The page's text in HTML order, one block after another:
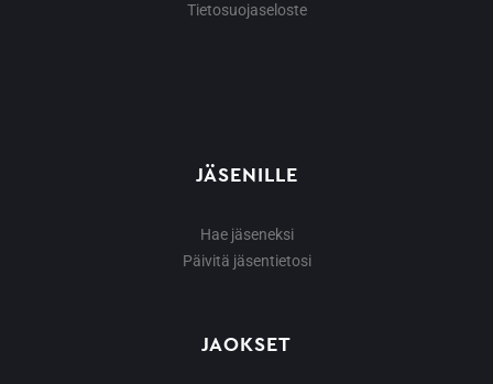
Tietosuojaseloste
JÄSENILLE
Hae jäseneksi
Päivitä jäsentietosi
JAOKSET